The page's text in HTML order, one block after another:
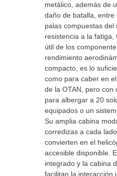
metálico, además de
daño de batalla,
palas compuestas del
resistencia a la fatiga,
útil de los
rendimiento
compacto, es lo
como para caber en
de la OTAN, pero con
para albergar a 20
equipados o un
Su amplia cabina
corredizas a cada
convierten en el
accesible disponible.
integrado y la cabina
facilitan la interacción